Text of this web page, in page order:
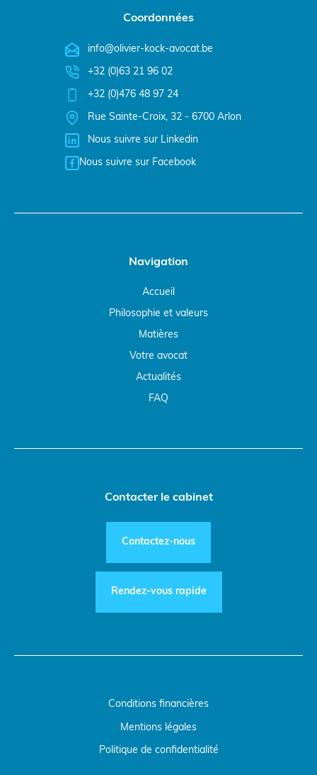
Coordonnées
info@olivier-kock-avocat.be
+32 (0)63 21 96 02
+32 (0)476 48 97 24
Rue Sainte-Croix, 32 - 6700 Arlon
Nous suivre sur Linkedin
Nous suivre sur Facebook
Navigation
Accueil
Philosophie et valeurs
Matières
Votre avocat
Actualités
FAQ
Contacter le cabinet
Contactez-nous
Rendez-vous rapide
Conditions financières
Mentions légales
Politique de confidentialité